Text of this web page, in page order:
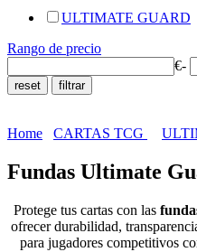
ULTIMATE GUARD
Rango de precio
€-
Home CARTAS TCG
Fundas Ultimate
Protege tus cartas con las
ofrecer durabilidad,
para jugadores competitivos